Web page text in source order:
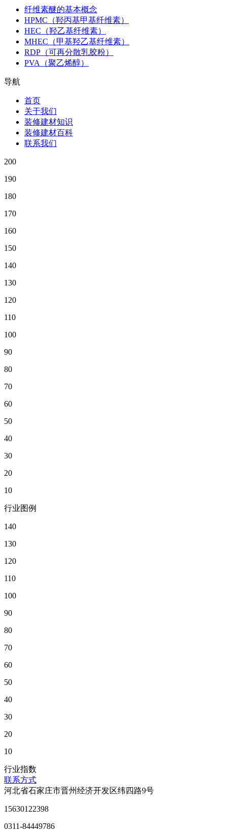
纤维素醚的基本概念
HPMC（羟丙基甲基纤维素）
HEC（羟乙基纤维素）
MHEC（甲基羟乙基纤维素）
RDP（可再分散乳胶粉）
PVA（聚乙烯醇）
导航
首页
关于我们
装修建材知识
装修建材百科
联系我们
200
190
180
170
160
150
140
130
120
110
100
90
80
70
60
50
40
30
20
10
行业图例
140
130
120
110
100
90
80
70
60
50
40
30
20
10
行业指数
联系方式
河北省石家庄市晋州经济开发区纬四路9号
15630122398
0311-84449786